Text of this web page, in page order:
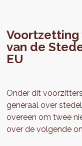
van de
EU
Onder dit
generaal over
overeen om twee
over de volgende